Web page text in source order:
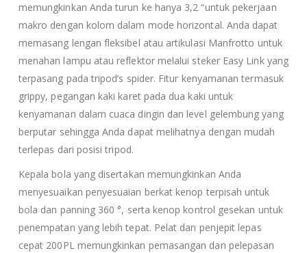
memungkinkan Anda turun ke hanya 3,2 “untuk pekerjaan
makro dengan kolom dalam mode horizontal. Anda dapat
memasang lengan fleksibel atau artikulasi Manfrotto untuk
menahan lampu atau reflektor melalui steker Easy Link yang
terpasang pada tripod’s spider. Fitur kenyamanan termasuk
grippy, pegangan kaki karet pada dua kaki untuk
kenyamanan dalam cuaca dingin dan level gelembung yang
berputar sehingga Anda dapat melihatnya dengan mudah
terlepas dari posisi tripod.
Kepala bola yang disertakan memungkinkan Anda
menyesuaikan penyesuaian berkat kenop terpisah untuk
bola dan panning 360 °, serta kenop kontrol gesekan untuk
penempatan yang lebih tepat. Pelat dan penjepit lepas
cepat 200PL memungkinkan pemasangan dan pelepasan